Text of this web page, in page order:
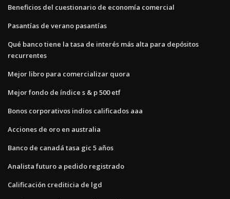
Beneficios del cuestionario de economía comercial
Pasantías de verano pasantías
Qué banco tiene la tasa de interés más alta para depósitos
recurrentes
Mejor libro para comercializar quora
Mejor fondo de índice s & p 500 etf
Bonos corporativos indios calificados aaa
Acciones de oro en australia
Banco de canadá tasa gic 5 años
Analista futuro a pedido registrado
Calificación crediticia de lgd